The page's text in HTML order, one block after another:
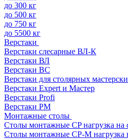
до 300 кг
до 500 кг
до 750 кг
до 5500 кг
Верстаки
Верстаки слесарные ВЛ-К
Верстаки ВЛ
Верстаки ВС
Верстаки для столярных
Верстаки Expert и Мастер
Верстаки Profi
Верстаки РМ
Монтажные столы
Столы монтажные СP нагрузка на
Столы монтажные СР-М нагрузка